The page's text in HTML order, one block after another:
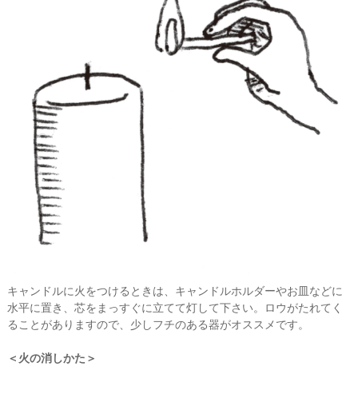
キャンドルに火をつけるときは、キャンドルホルダーやお皿などに
水平に置き、芯をまっすぐに立てて灯して下さい。ロウがたれてく
ることがありますので、少しフチのある器がオススメです。
＜火の消しかた＞